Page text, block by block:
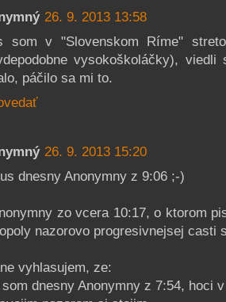
26. 9. 2013 13:58
som v "Slovenskom Ríme"
vysokoškoláčky),
páčilo sa mi to.
26. 9. 2013 15:20
dnesny Anonymny z 9:06 ;-)
zo vcera 10:17, o ktorom
nazorovo progresivnejsej casti
vyhlasujem, ze:
dnesny Anonymny z 7:54, hoci